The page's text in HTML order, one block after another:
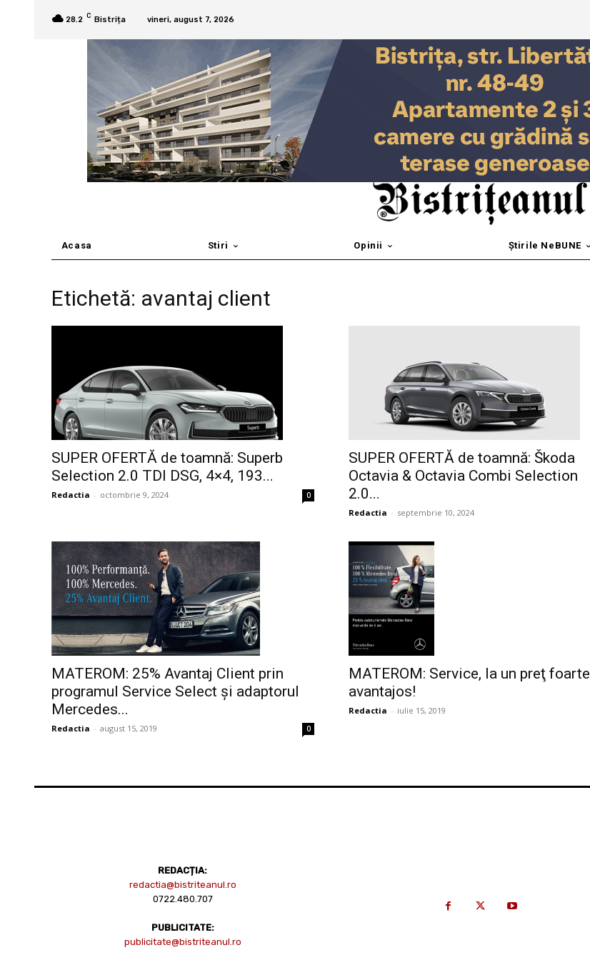
28.2 C Bistrița vineri, august 7, 2026
Acasa Stiri Opinii Știrile NeBUNE
Etichetă: avantaj client
SUPER OFERTĂ de toamnă: Superb
Selection 2.0 TDI DSG, 4×4, 193...
Redactia - octombrie 9, 2024 0
SUPER OFERTĂ de toamnă: Škoda
Octavia & Octavia Combi Selection
2.0...
Redactia - septembrie 10, 2024
MATEROM: 25% Avantaj Client prin
programul Service Select și adaptorul
Mercedes...
Redactia - august 15, 2019 0
MATEROM: Service, la un preţ foarte
avantajos!
Redactia - iulie 15, 2019
REDACȚIA:
redactia@bistriteanul.ro
0722.480.707
PUBLICITATE:
publicitate@bistriteanul.ro